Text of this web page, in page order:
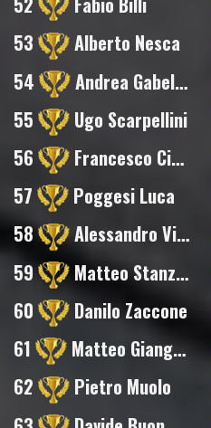
53
Alberto Nesca
54
Andrea Gabellini
55
Ugo Scarpellini
56
Francesco Cinelli
57
Poggesi Luca
58
Alessandro Viciconte
59
Matteo Stanzani
60
Danilo Zaccone
61
Matteo Giangolini
62
Pietro Muolo